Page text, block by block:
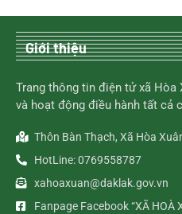
Giới thiệu
Trang thông tin điện tử xã
và hoạt động điều hành tất cả
Thôn Bàn Thạch, Xã Hòa
HotLine: 0769558787
xahoaxuan@daklak.gov.vn
Fanpage Facebook “XÃ HOÀ